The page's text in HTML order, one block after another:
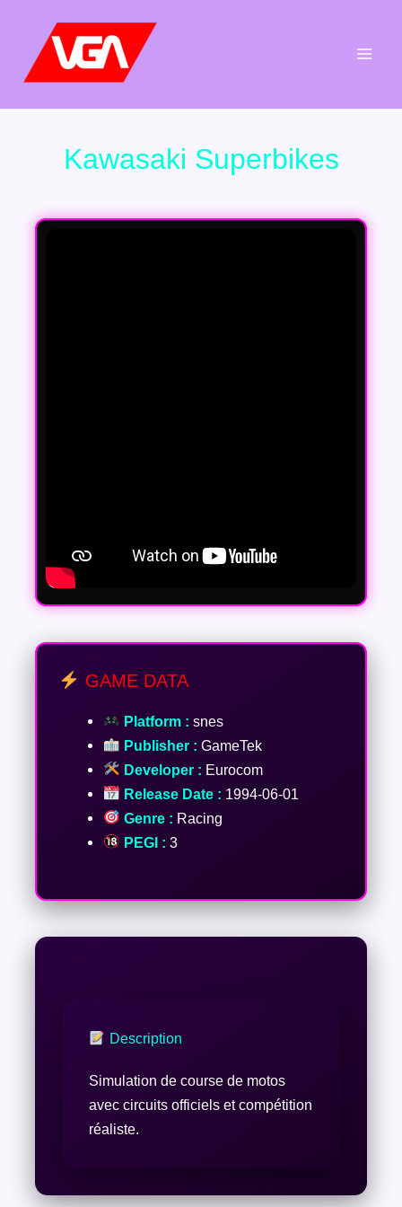
contenu
Kawasaki Superbikes
GAME DATA
Platform : snes
Publisher : GameTek
Developer : Eurocom
Release Date : 1994-06-01
Genre : Racing
PEGI : 3
Description
Simulation de course de motos
avec circuits officiels et compétition
réaliste.